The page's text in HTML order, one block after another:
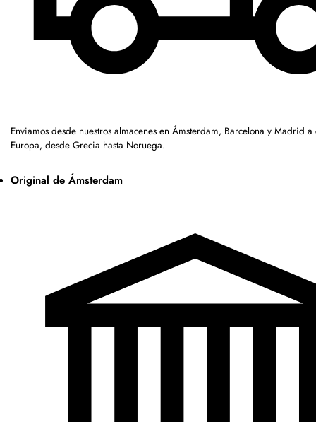
Enviamos desde nuestros almacenes en Ámsterdam, Barcelona y Madrid
Europa, desde Grecia hasta Noruega.
Original de Ámsterdam